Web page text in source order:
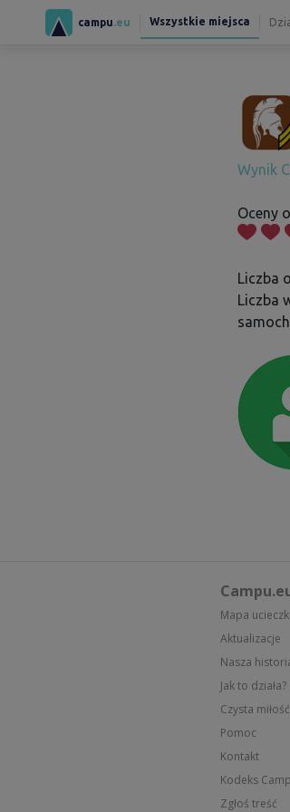
campu .eu Wszystkie miejsca
Wynik
Oceny
Liczba
Liczba
Mapa ucieczki
Aktualizacje
Nasza
Jak to działa?
Czysta miłość
Pomoc
Kontakt
Kodeks
Zgłoś treść